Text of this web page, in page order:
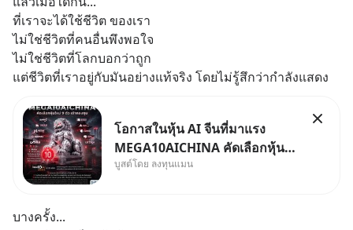
ที่เราจะได้ใช้ชีวิต ของเรา
ไม่ใช่ชีวิตที่คนอื่นพึงพอใจ
ไม่ใช่ชีวิตที่โลกบอกว่าถูก
แต่ชีวิตที่เราอยู่กับมันอย่างแท้จริง โดยไม่รู้สึกว่ากำลังแสดง
โอกาสในหุ้น AI จีนที่มาแรง
MEGA10AICHINA คัดเลือกหุ้น
ใหม่ 9 ตัว เข้ากองทุน.. ครอบคลุม
บูสต์โดย ลงทุนแมน
บางครั้ง...